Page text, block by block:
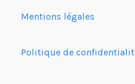
Mentions légales
Politique de